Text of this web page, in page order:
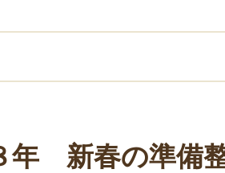
年 新春の準備